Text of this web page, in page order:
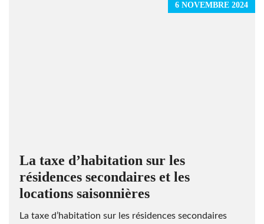
6 NOVEMBRE 2024
La taxe d’habitation sur les
résidences secondaires et les
locations saisonnières
La taxe d’habitation sur les résidences secondaires